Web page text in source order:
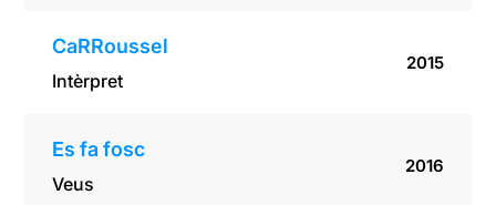
CaRRoussel
Intèrpret
2015
Es fa fosc
Veus
2016